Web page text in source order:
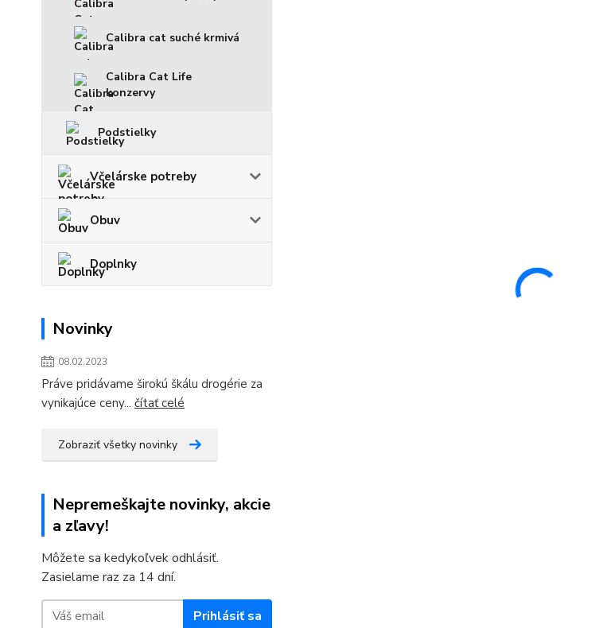
Calibra cat suché krmivá
Calibra Cat Life
konzervy
Podstielky
Včelárske potreby
Obuv
Doplnky
Novinky
08.02.2023
Práve pridávame širokú škálu drogérie za
vynikajúce ceny... čítať celé
Zobraziť všetky novinky
Nepremeškajte novinky, akcie
a zľavy!
Môžete sa kedykoľvek odhlásiť.
Zasielame raz za 14 dní.
Prihlásiť sa